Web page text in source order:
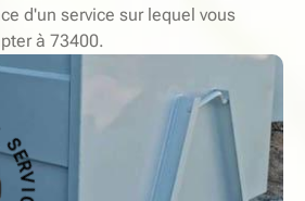
d'un service sur lequel vous
à 73400.
I
C
E
À